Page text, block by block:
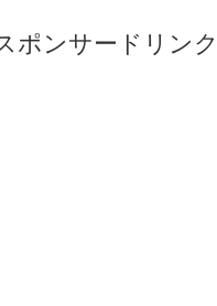
ポンサードリン